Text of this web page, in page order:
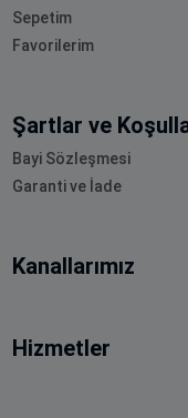
Sepetim
Favorilerim
Şartlar ve
Bayi Sözleşmesi
Garanti ve İade
Kanallarımız
Hizmetler